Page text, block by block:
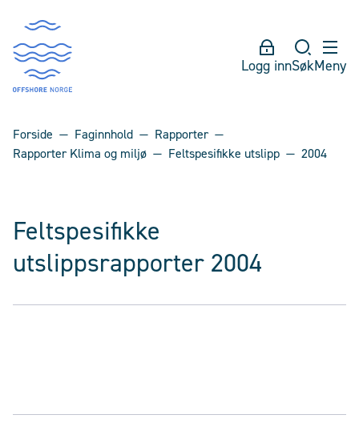
Logg innSøkMeny
Forside Faginnhold
Rapporter
Rapporter Klima og miljø
Feltspesifikke utslipp 2004
Feltspesifikke
utslippsrapporter 2004